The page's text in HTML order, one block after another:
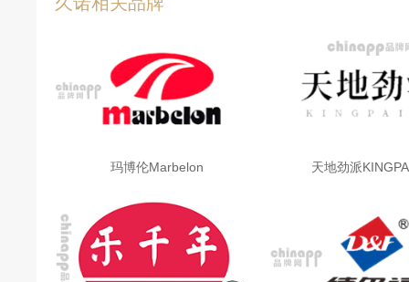
玛博伦Marbelon 天地劲派